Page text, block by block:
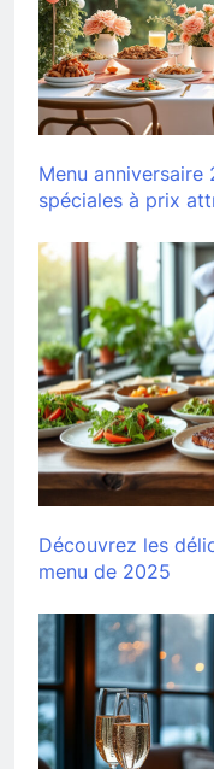
Menu
spéciales à prix
Découvrez les
menu de 2025